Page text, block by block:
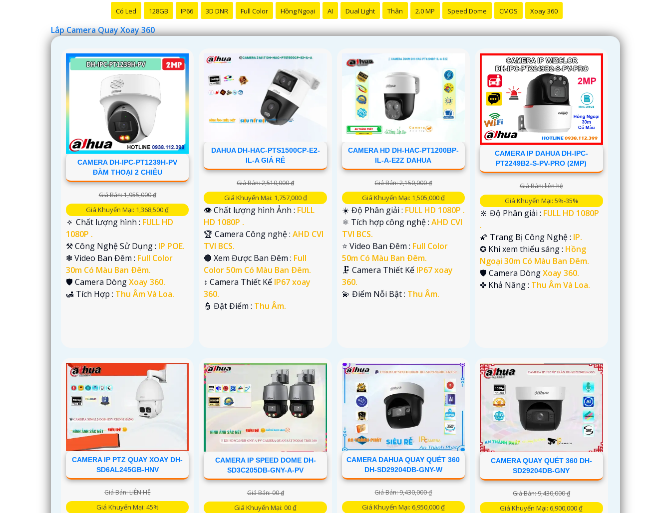
Có Led 128GB IP66 3D DNR Full Color Hồng Ngoại AI Dual Light Thân 2.0 MP Speed Dome CMOS Xoay 360
Lắp Camera Quay Xoay 360
CAMERA DH-IPC-PT1239H-PV
ĐÀM THOẠI 2 CHIỀU
Giá Bán: 1,955,000 ₫
Giá Khuyến Mại: 1,368,500 ₫
🔅 Chất lượng hình : FULL HD
1080P .
⚒ Công Nghệ Sử Dụng : IP POE.
❃ Video Ban Đêm : Full Color
30m Có Màu Ban Ðêm.
🛡 Camera DòngXoay 360.
️🛃 Tích Hợp : Thu Âm Và Loa.
DAHUA DH-HAC-PTS1500CP-E2-
IL-A GIÁ RẺ
Giá Bán: 2,510,000 ₫
Giá Khuyến Mại: 1,757,000 ₫
👁 Chất lượng hình Ảnh : FULL
HD 1080P .
🏆 Camera Công nghệ :AHD CVI
TVI BCS.
🔴 Xem Được Ban Đêm : Full
Color 50m Có Màu Ban Ðêm.
↕️ Camera Thiết Kế IP67 xoay
360.
️👮 Đặt Điểm : Thu Âm.
CAMERA HD DH-HAC-PT1200BP-
IL-A-E2Z DAHUA
Giá Bán: 2,150,000 ₫
Giá Khuyến Mại: 1,505,000 ₫
☀️ Độ Phân giải : FULL HD 1080P .
⚛️ Tích hợp công nghệ : AHD CVI
TVI BCS.
⭐ Video Ban Đêm : Full Color
50m Có Màu Ban Ðêm.
🗜️ Camera Thiết Kế IP67 xoay
360.
️💫 Điểm Nỗi Bật : Thu Âm.
CAMERA IP DAHUA DH-IPC-
PT2249B2-S-PV-PRO (2MP)
Giá Bán: liên hệ
Giá Khuyến Mại: 5%-35%
🔆 Độ Phân giải : FULL HD 1080P
.
🌠 Trang Bị Công Nghệ : IP.
✪ Khi xem thiếu sáng : Hồng
Ngoại 30m Có Màu Ban Ðêm.
🛡 Camera DòngXoay 360.
️✤ Khả Năng : Thu Âm Và Loa.
CAMERA IP PTZ QUAY XOAY DH-
SD6AL245GB-HNV
Giá Bán: LIÊN HỆ
Giá Khuyến Mại: 45%
CAMERA IP SPEED DOME DH-
SD3C205DB-GNY-A-PV
Giá Bán: 00 ₫
Giá Khuyến Mại: 00 ₫
CAMERA DAHUA QUAY QUÉT 360
DH-SD29204DB-GNY-W
Giá Bán: 9,430,000 ₫
Giá Khuyến Mại: 6,950,000 ₫
CAMERA QUAY QUÉT 360 DH-
SD29204DB-GNY
Giá Bán: 9,430,000 ₫
Giá Khuyến Mại: 6,900,000 ₫